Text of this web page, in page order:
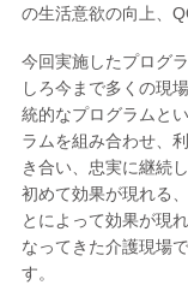
の生活意欲の向上、
今回実施したプログ
しろ今まで多くの現
統的なプログラムと
ラムを組み合わせ、
き合い、忠実に継続
初めて効果が現れる
とによって効果が現
なってきた介護現場
す。